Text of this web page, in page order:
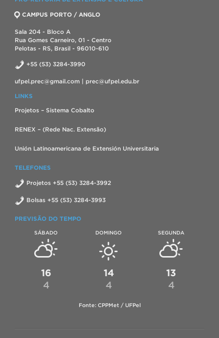
CAMPUS PORTO / ANGLO
Sala 204 - Bloco A
Rua Gomes Carneiro, 01 - Centro
Pelotas - RS, Brasil - 96010-610
+55 (53) 3284-3990
ufpel.prec@gmail.com | prec@ufpel.edu.br
LINKS
Projetos – Sistema Cobalto
RENEX – (Rede Nac. Extensão)
Unión Latinoamericana de Extensión Universitaria
TELEFONES
Projetos +55 (53) 3284-3992
Bolsas +55 (53) 3284-3993
PREVISÃO DO TEMPO
SÁBADO
16
4
DOMINGO
14
4
SEGUNDA
13
4
Fonte: CPPMet / UFPel